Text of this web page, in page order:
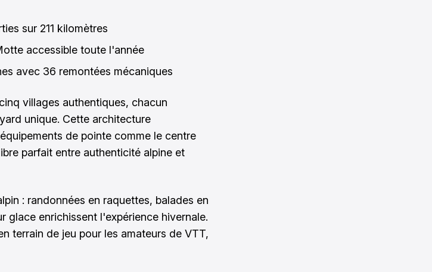
sur 211 kilomètres
accessible toute l'année
avec 36 remontées mécaniques
villages authentiques, chacun
unique. Cette architecture
de pointe comme le centre
parfait entre authenticité alpine et
: randonnées en raquettes, balades en
glace enrichissent l'expérience hivernale.
terrain de jeu pour les amateurs de VTT,